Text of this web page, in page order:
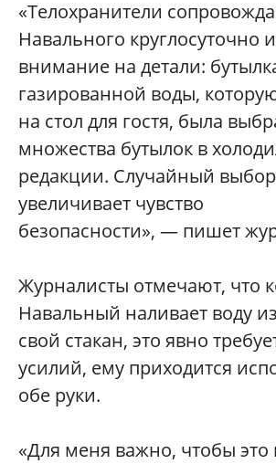
«Телохранители
Навального круглосуточно
внимание на детали:
газированной воды,
на стол для гостя, была
множества бутылок в
редакции. Случайный выбор
увеличивает чувство
безопасности», — пишет
Журналисты отмечают, что
Навальный наливает воду
свой стакан, это явно
усилий, ему приходится
обе руки.
«Для меня важно, чтобы